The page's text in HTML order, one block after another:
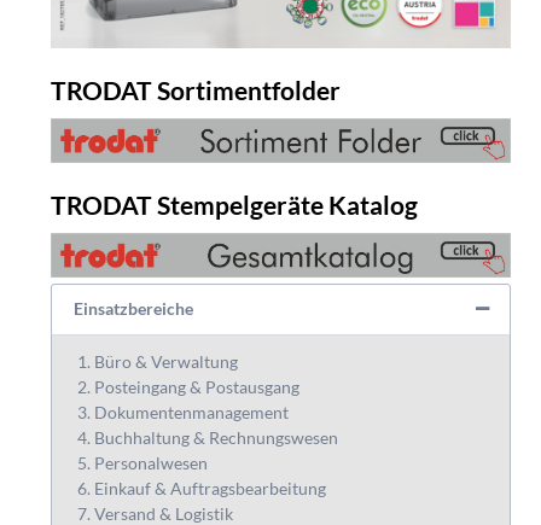
TRODAT Sortimentfolder
TRODAT Stempelgeräte Katalog
Einsatzbereiche
Büro & Verwaltung
Posteingang & Postausgang
Dokumentenmanagement
Buchhaltung & Rechnungswesen
Personalwesen
Einkauf & Auftragsbearbeitung
Versand & Logistik